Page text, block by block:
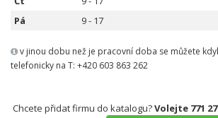
Pá 9 - 17
v jinou dobu než je pracovní doba se můžete
telefonicky na T: +420 603 863 262
Chcete přidat firmu do katalogu?Volejte 771